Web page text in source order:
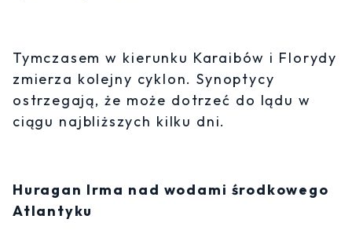
Tymczasem w kierunku Karaibów i Florydy
zmierza kolejny cyklon. Synoptycy
ostrzegają, że może dotrzeć do lądu w
ciągu najbliższych kilku dni.
Huragan Irma nad wodami środkowego
Atlantyku